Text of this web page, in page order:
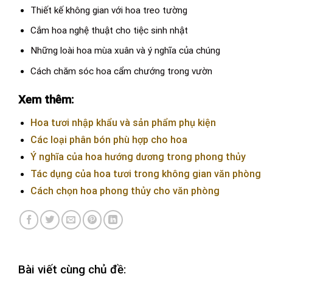
Thiết kế không gian với hoa treo tường
Cắm hoa nghệ thuật cho tiệc sinh nhật
Những loài hoa mùa xuân và ý nghĩa của chúng
Cách chăm sóc hoa cẩm chướng trong vườn
Xem thêm:
Hoa tươi nhập khẩu và sản phẩm phụ kiện
Các loại phân bón phù hợp cho hoa
Ý nghĩa của hoa hướng dương trong phong thủy
Tác dụng của hoa tươi trong không gian văn phòng
Cách chọn hoa phong thủy cho văn phòng
Bài viết cùng chủ đề: